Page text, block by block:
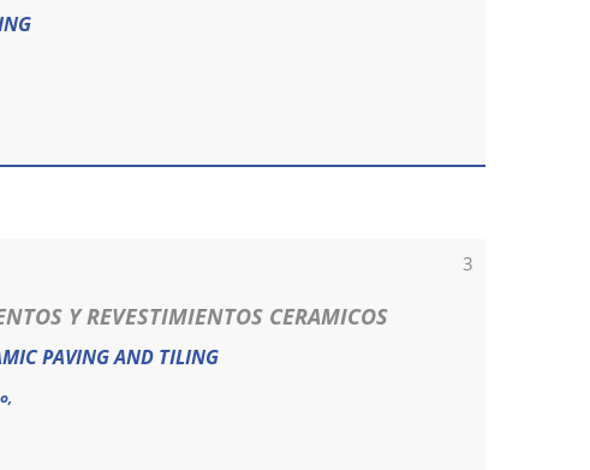
3
Y REVESTIMIENTOS CERAMICOS
PAVING AND TILING